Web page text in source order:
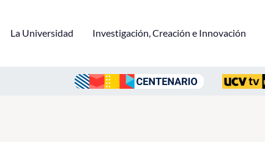
La Universidad Investigación, Creación e Innovación